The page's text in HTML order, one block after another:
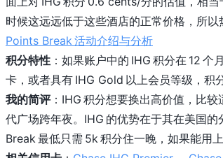
时候这远远低于这些酒店的正常价格，所
Points Break 活动介绍与分析
积分特性 ：如果账户中的 IHG 积分在 12
卡，或者具有 IHG Gold 以上会员等级，积
我的简评：IHG 积分想要换出高价值，比
代广场跨年夜。IHG 的优势在于其在美国
Break 最低只需 5k 积分住一晚，如果能用上